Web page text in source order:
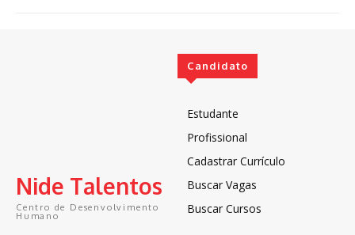
Nide Talentos
Centro de Desenvolvimento
Humano
Candidato
Estudante
Profissional
Cadastrar Currículo
Buscar Vagas
Buscar Cursos